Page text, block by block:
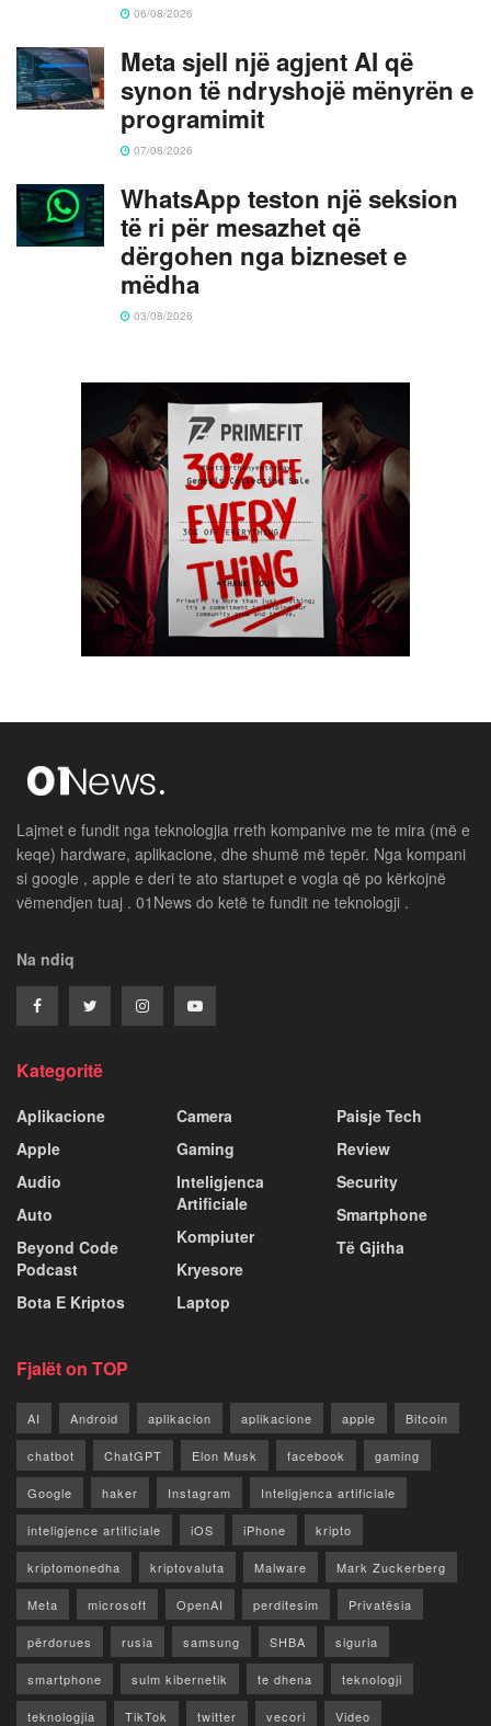
06/08/2026
Meta sjell një agjent AI që
synon të ndryshojë mënyrën e
programimit
07/08/2026
WhatsApp teston një seksion
të ri për mesazhet që
dërgohen nga bizneset e
mëdha
03/08/2026
Lajmet e fundit nga teknologjia rreth kompanive me te mira (më e
keqe) hardware, aplikacione, dhe shumë më tepër. Nga kompani
si google , apple e deri te ato startupet e vogla që po kërkojnë
vëmendjen tuaj . 01News do ketë te fundit ne teknologji .
Na ndiq
Kategoritë
Aplikacione
Apple
Audio
Auto
Beyond Code
Podcast
Bota E Kriptos
Camera
Gaming
Inteligjenca
Artificiale
Kompiuter
Kryesore
Laptop
Paisje Tech
Review
Security
Smartphone
Të Gjitha
Fjalët on TOP
AI Android aplikacion aplikacione apple Bitcoin
chatbot ChatGPT Elon Musk facebook gaming
Google haker Instagram Inteligjenca artificiale
inteligjence artificiale iOS iPhone kripto
kriptomonedha kriptovaluta Malware Mark Zuckerberg
Meta microsoft OpenAI perditesim Privatësia
përdorues rusia samsung SHBA siguria
smartphone sulm kibernetik te dhena teknologji
teknologjia TikTok twitter vecori Video